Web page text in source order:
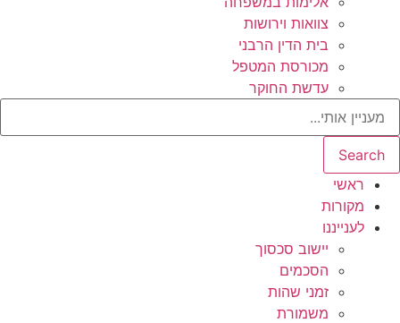
צוואות וירושות
בית הדין הרבני
מכורסת המטפל
עדשת החוקר
Search
ראשי
מקורות
לענייננו
יישוב סכסוך
הסכמים
זמני שהות
משמורת